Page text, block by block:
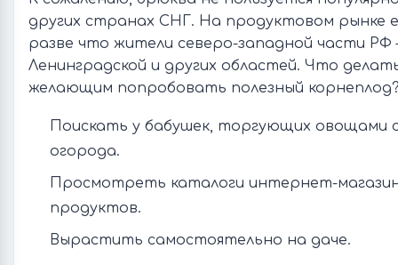
других странах СНГ. На продуктовом рынке
разве что жители северо-западной части РФ
Ленинградской и других областей. Что
желающим попробовать полезный
Поискать у бабушек, торгующих овощами
огорода.
Просмотреть каталоги интернет-
продуктов.
Вырастить самостоятельно на даче.